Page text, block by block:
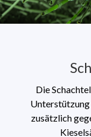
Die
zusätzlich